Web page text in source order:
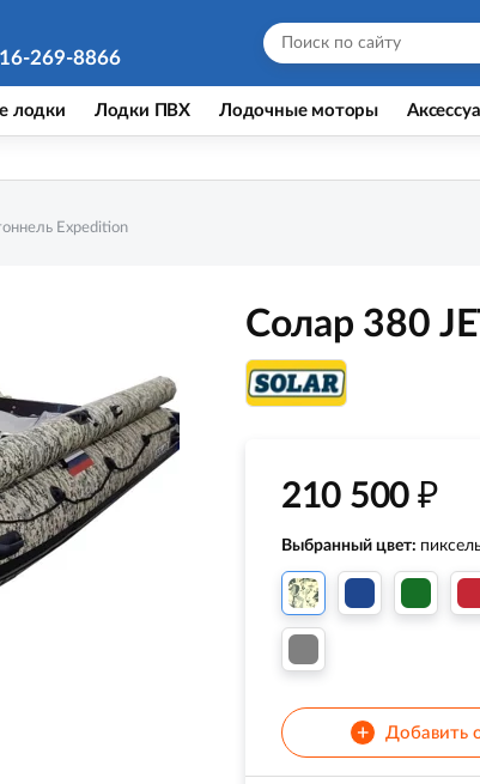
269-8866
лодки Лодки ПВХ Лодочные моторы
Expedition
Солар 380
210 500 ₽
Выбранный цвет:
+ Добавить